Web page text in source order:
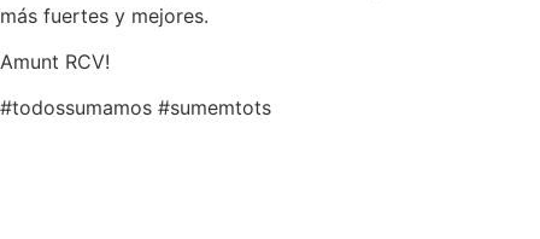
más fuertes y mejores.
Amunt RCV!
#todossumamos #sumemtots